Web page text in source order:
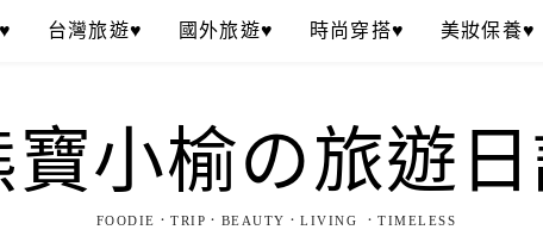
台灣旅遊♥ 國外旅遊♥ 時尚穿搭♥ 美妝保養♥
寶小榆の旅遊
FOODIE．TRIP．BEAUTY．LIVING ．TIMELESS